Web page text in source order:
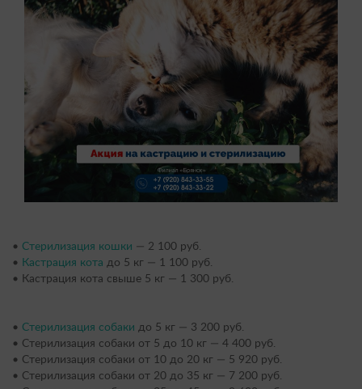
• Стерилизация кошки — 2 100 руб.
• Кастрация кота до 5 кг — 1 100 руб.
• Кастрация кота свыше 5 кг — 1 300 руб.
• Стерилизация собаки до 5 кг — 3 200 руб.
• Стерилизация собаки от 5 до 10 кг — 4 400 руб.
• Стерилизация собаки от 10 до 20 кг — 5 920 руб.
• Стерилизация собаки от 20 до 35 кг — 7 200 руб.